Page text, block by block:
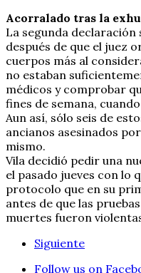
Acorralado tras la
La segunda declaración
después de que el juez
cuerpos más al
no estaban
médicos y comprobar
fines de semana,
Aun así, sólo seis de
ancianos asesinados
mismo.
Vila decidió pedir una
el pasado jueves con lo
protocolo que en su
antes de que las
muertes fueron
Siguiente
Follow us on